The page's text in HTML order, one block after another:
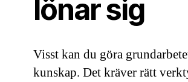
lönar sig
Visst kan du göra
kunskap. Det kräver rätt